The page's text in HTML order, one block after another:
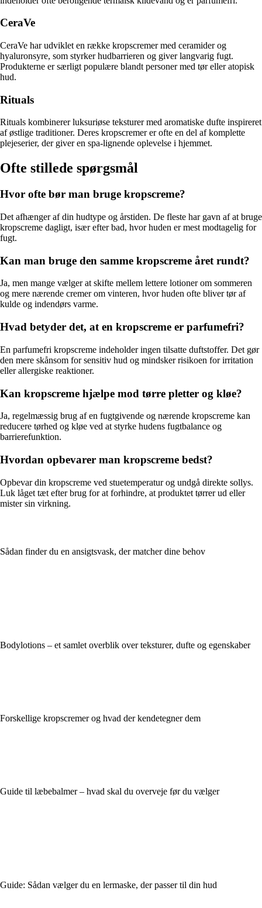
CeraVe
CeraVe har udviklet en række kropscremer med ceramider og
hyaluronsyre, som styrker hudbarrieren og giver langvarig fugt.
Produkterne er særligt populære blandt personer med tør eller atopisk
hud.
Rituals
Rituals kombinerer luksuriøse teksturer med aromatiske dufte inspireret
af østlige traditioner. Deres kropscremer er ofte en del af komplette
plejeserier, der giver en spa-lignende oplevelse i hjemmet.
Ofte stillede spørgsmål
Hvor ofte bør man bruge kropscreme?
Det afhænger af din hudtype og årstiden. De fleste har gavn af at bruge
kropscreme dagligt, især efter bad, hvor huden er mest modtagelig for
fugt.
Kan man bruge den samme kropscreme året rundt?
Ja, men mange vælger at skifte mellem lettere lotioner om sommeren
og mere nærende cremer om vinteren, hvor huden ofte bliver tør af
kulde og indendørs varme.
Hvad betyder det, at en kropscreme er parfumefri?
En parfumefri kropscreme indeholder ingen tilsatte duftstoffer. Det gør
den mere skånsom for sensitiv hud og mindsker risikoen for irritation
eller allergiske reaktioner.
Kan kropscreme hjælpe mod tørre pletter og kløe?
Ja, regelmæssig brug af en fugtgivende og nærende kropscreme kan
reducere tørhed og kløe ved at styrke hudens fugtbalance og
barrierefunktion.
Hvordan opbevarer man kropscreme bedst?
Opbevar din kropscreme ved stuetemperatur og undgå direkte sollys.
Luk låget tæt efter brug for at forhindre, at produktet tørrer ud eller
mister sin virkning.
Sådan finder du en ansigtsvask, der matcher dine behov
Bodylotions – et samlet overblik over teksturer, dufte og egenskaber
Forskellige kropscremer og hvad der kendetegner dem
Guide til læbebalmer – hvad skal du overveje før du vælger
Guide: Sådan vælger du en lermaske, der passer til din hud